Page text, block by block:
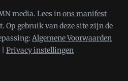
media. Lees inons manifest
Op gebruik van deze site zijn de
Algemene Voorwaarden
Privacy instellingen